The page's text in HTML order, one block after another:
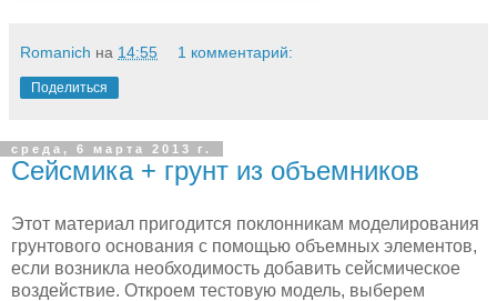
Romanich на 14:55 1 комментарий:
Поделиться
среда, 6 марта 2013 г.
Сейсмика + грунт из объемников
Этот материал пригодится поклонникам моделирования
грунтового основания с помощью объемных элементов,
если возникла необходимость добавить сейсмическое
воздействие. Откроем тестовую модель, выберем